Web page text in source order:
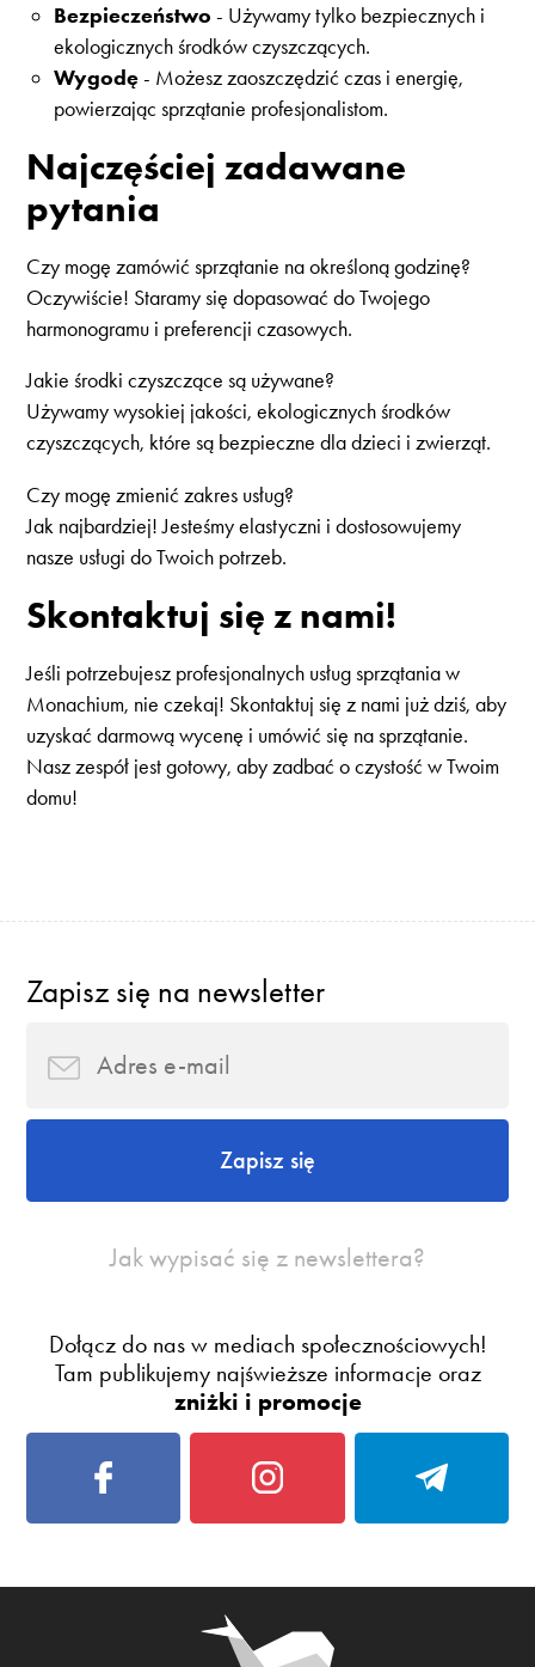
Bezpieczeństwo - Używamy tylko bezpiecznych i
ekologicznych środków czyszczących.
Wygodę- Możesz zaoszczędzić czas i energię,
powierzając sprzątanie profesjonalistom.
Najczęściej zadawane
pytania
Czy mogę zamówić sprzątanie na określoną godzinę?
Oczywiście! Staramy się dopasować do Twojego
harmonogramu i preferencji czasowych.
Jakie środki czyszczące są używane?
Używamy wysokiej jakości, ekologicznych środków
czyszczących, które są bezpieczne dla dzieci i zwierząt.
Czy mogę zmienić zakres usług?
Jak najbardziej! Jesteśmy elastyczni i dostosowujemy
nasze usługi do Twoich potrzeb.
Skontaktuj się z nami!
Jeśli potrzebujesz profesjonalnych usług sprzątania w
Monachium, nie czekaj! Skontaktuj się z nami już dziś, aby
uzyskać darmową wycenę i umówić się na sprzątanie.
Nasz zespół jest gotowy, aby zadbać o czystość w Twoim
domu!
Zapisz się na newsletter
Zapisz się
Jak wypisać się z newslettera?
Dołącz do nas w mediach społecznościowych!
Tam publikujemy najświeższe informacje oraz
zniżki i promocje